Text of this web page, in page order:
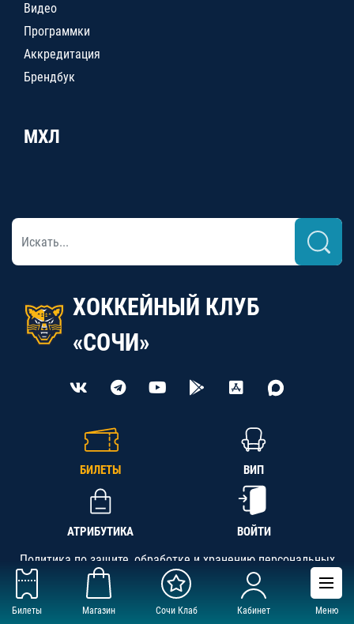
Билеты Магазин Сочи Клаб Кабинет Меню
Видео
Программки
Аккредитация
Брендбук
МХЛ
ХОККЕЙНЫЙ КЛУБ
«СОЧИ»
БИЛЕТЫ ВИП
АТРИБУТИКА ВОЙТИ
Политика по защите, обработке и хранению персональных
данных
АНО «СК «Кубань-Регион», ОГРН 1142300002349,